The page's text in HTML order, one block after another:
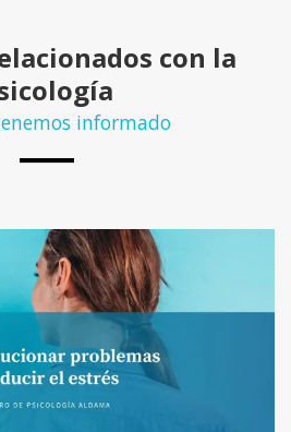
con la
informado